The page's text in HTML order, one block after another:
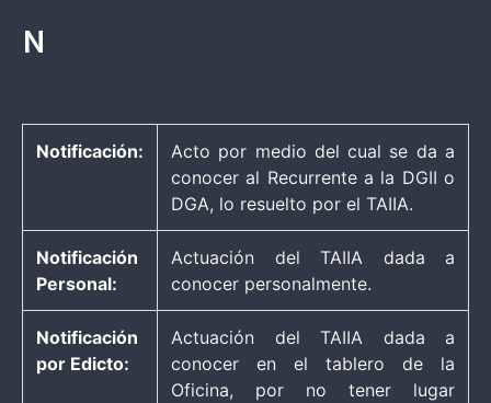
N
Notificación:
Acto por medio del cual se da a
conocer al Recurrente a la DGII o
DGA, lo resuelto por el TAIIA.
Notificación
Personal:
Actuación del TAIIA dada a
conocer personalmente.
Notificación
por Edicto:
Actuación del TAIIA dada a
conocer en el tablero de la
Oficina, por no tener lugar